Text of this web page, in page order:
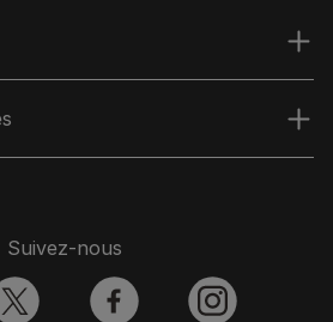
Suivez-nous
twitter facebook instagram